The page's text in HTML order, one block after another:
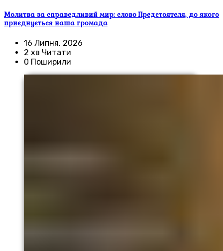
Молитва за справедливий мир: слово Предстоятеля, до якого
приєднується наша громада
16 Липня, 2026
2 хв Читати
0 Поширили